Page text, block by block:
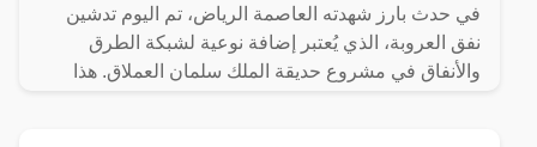
في حدث بارز شهدته العاصمة الرياض، تم اليوم تدشين
نفق العروبة، الذي يُعتبر إضافة نوعية لشبكة الطرق
والأنفاق في مشروع حديقة الملك سلمان العملاق. هذا